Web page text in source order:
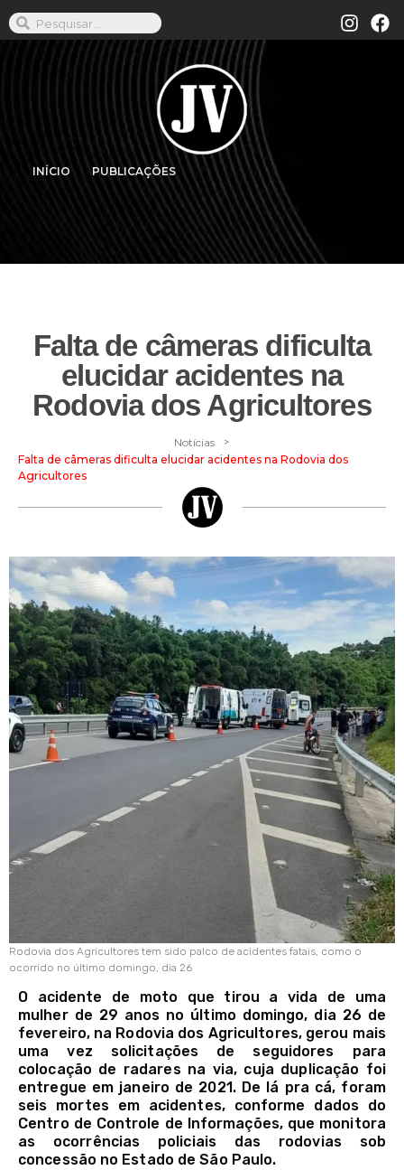
INÍCIO PUBLICAÇÕES
Falta de câmeras dificulta
elucidar acidentes na
Rodovia dos Agricultores
Notícias >
Falta de câmeras dificulta elucidar acidentes na Rodovia dos
Agricultores
Rodovia dos Agricultores tem sido palco de acidentes fatais, como o
ocorrido no último domingo, dia 26
O acidente de moto que tirou a vida de uma
mulher de 29 anos no último domingo, dia 26 de
fevereiro, na Rodovia dos Agricultores, gerou mais
uma vez solicitações de seguidores para
colocação de radares na via, cuja duplicação foi
entregue em janeiro de 2021. De lá pra cá, foram
seis mortes em acidentes, conforme dados do
Centro de Controle de Informações, que monitora
as ocorrências policiais das rodovias sob
concessão no Estado de São Paulo.